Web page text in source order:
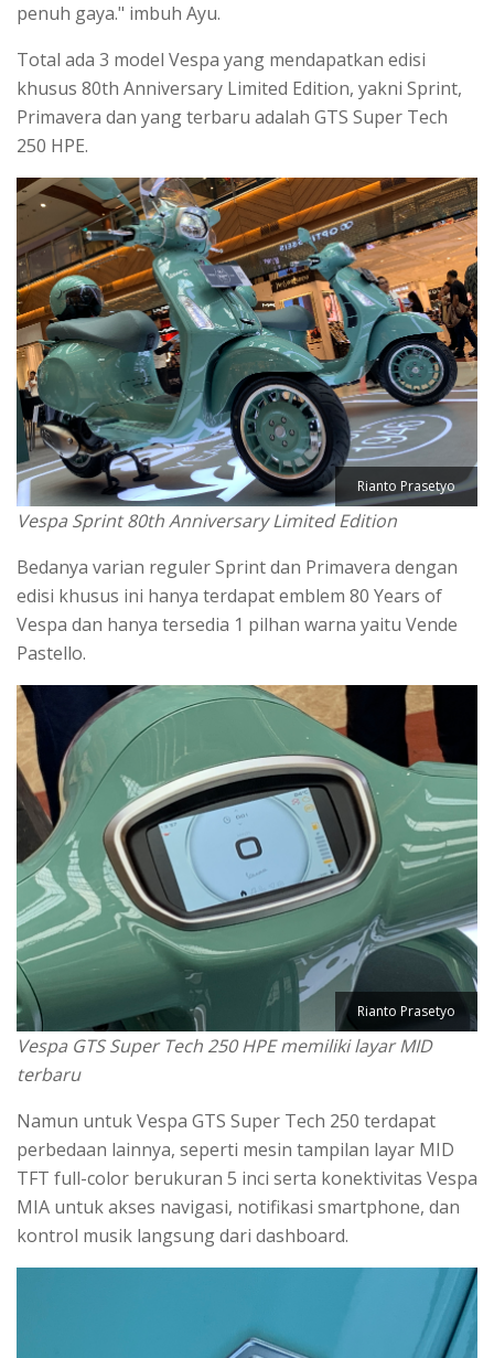
penuh gaya." imbuh Ayu.
Total ada 3 model Vespa yang mendapatkan edisi
khusus 80th Anniversary Limited Edition, yakni Sprint,
Primavera dan yang terbaru adalah GTS Super Tech
250 HPE.
Rianto Prasetyo
Vespa Sprint 80th Anniversary Limited Edition
Bedanya varian reguler Sprint dan Primavera dengan
edisi khusus ini hanya terdapat emblem 80 Years of
Vespa dan hanya tersedia 1 pilhan warna yaitu Vende
Pastello.
Rianto Prasetyo
Vespa GTS Super Tech 250 HPE memiliki layar MID
terbaru
Namun untuk Vespa GTS Super Tech 250 terdapat
perbedaan lainnya, seperti mesin tampilan layar MID
TFT full-color berukuran 5 inci serta konektivitas Vespa
MIA untuk akses navigasi, notifikasi smartphone, dan
kontrol musik langsung dari dashboard.